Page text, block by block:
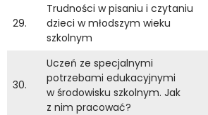
29.
Trudności w pisaniu i czytaniu
dzieci w młodszym wieku
szkolnym
30.
Uczeń ze specjalnymi
potrzebami edukacyjnymi
w środowisku szkolnym. Jak
z nim pracować?